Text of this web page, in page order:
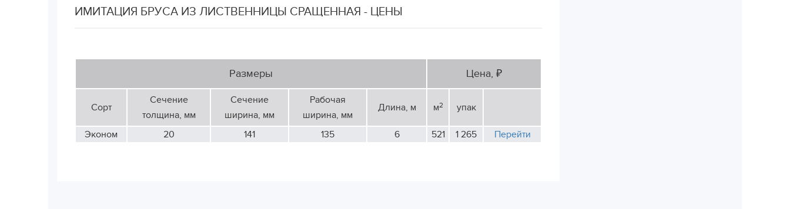
ИМИТАЦИЯ БРУСА ИЗ ЛИСТВЕННИЦЫ СРАЩЕННАЯ - ЦЕНЫ
Размеры Цена, ₽
Сорт
Сечение
толщина, мм
Сечение
ширина, мм
Рабочая
ширина, мм
Длина, м м2 упак
Эконом 20 141 135 6 521 1 265 Перейти